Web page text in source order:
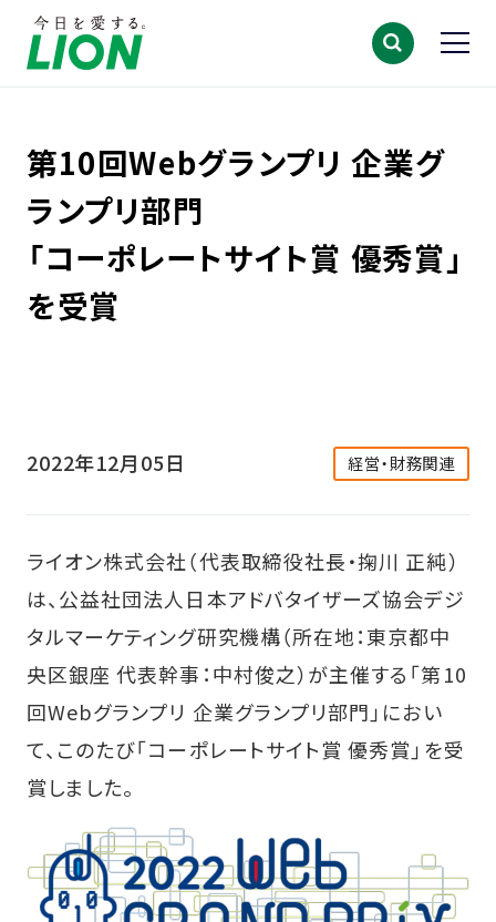
第10回Webグランプリ 企業グ
ランプリ部門
「コーポレートサイト賞 優秀賞」
を受賞
2022年12月05日 経営・財務関連
ライオン株式会社（代表取締役社長・掬川 正純）
は、公益社団法人日本アドバタイザーズ協会デジ
タルマーケティング研究機構（所在地：東京都中
央区銀座 代表幹事：中村俊之）が主催する「第10
回Webグランプリ 企業グランプリ部門」におい
て、このたび「コーポレートサイト賞 優秀賞」を受
賞しました。